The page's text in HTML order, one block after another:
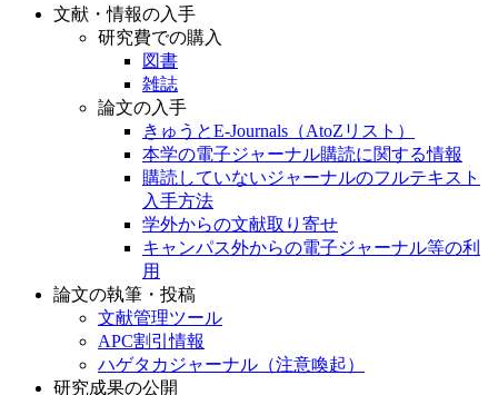
文献・情報の入手
研究費での購入
図書
雑誌
論文の入手
きゅうとE-Journals（AtoZリスト）
本学の電子ジャーナル購読に関する情報
購読していないジャーナルのフルテキスト
入手方法
学外からの文献取り寄せ
キャンパス外からの電子ジャーナル等の利
用
論文の執筆・投稿
文献管理ツール
APC割引情報
ハゲタカジャーナル（注意喚起）
研究成果の公開